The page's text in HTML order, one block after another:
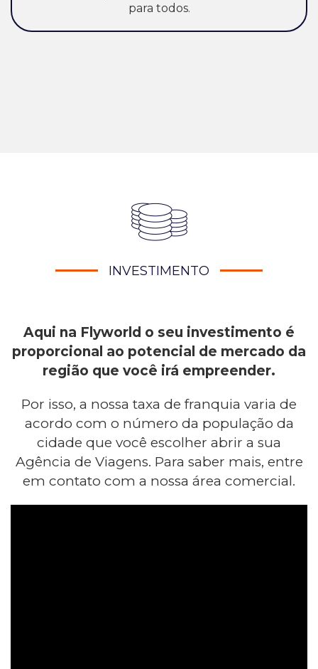
para todos.
INVESTIMENTO
Aqui na Flyworld o seu investimento é
proporcional ao potencial de mercado da
região que você irá empreender.
Por isso, a nossa taxa de franquia varia de
acordo com o número da população da
cidade que você escolher abrir a sua
Agência de Viagens. Para saber mais, entre
em contato com a nossa área comercial.